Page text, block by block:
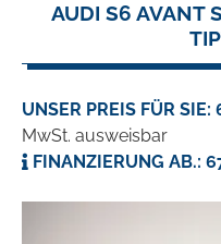
AUDI S6 AVANT
UNSER PREIS FÜR
MwSt. ausweisbar
FINANZIERUNG AB.: